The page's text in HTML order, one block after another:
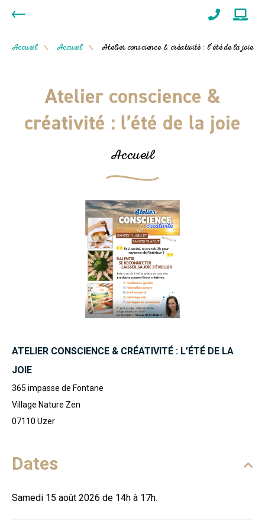
Accueil / Accueil / Atelier conscience & créativité : l’été de la joie
Atelier conscience &
créativité : l’été de la joie
Accueil
ATELIER CONSCIENCE & CRÉATIVITÉ : L’ÉTÉ DE LA
JOIE
365 impasse de Fontane
Village Nature Zen
07110 Uzer
Dates
Samedi 15 août 2026 de 14h à 17h.